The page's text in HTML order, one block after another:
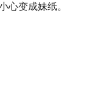
心变成妹纸。